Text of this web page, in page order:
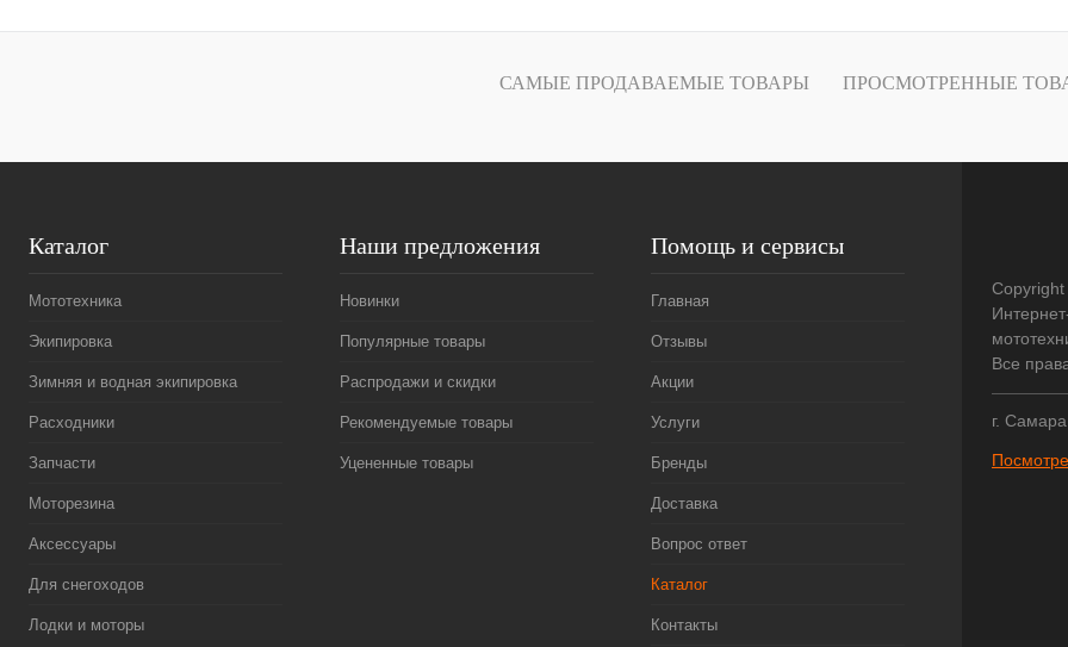
Купить в 1 клик К сравнению Купить в 1 клик К сравнению
САМЫЕ ПРОДАВАЕМЫЕ ТОВАРЫ ПРОСМОТРЕННЫЕ
Каталог
Мототехника
Экипировка
Зимняя и водная экипировка
Расходники
Запчасти
Моторезина
Аксессуары
Для снегоходов
Лодки и моторы
Наши предложения
Новинки
Популярные товары
Распродажи и скидки
Рекомендуемые товары
Уцененные товары
Помощь и сервисы
Главная
Отзывы
Акции
Услуги
Бренды
Доставка
Вопрос ответ
Каталог
Контакты
Все
г.